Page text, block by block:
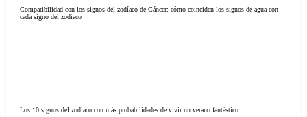
Compatibilidad con los signos del zodíaco de Cáncer: cómo coinciden los signos de agua con
cada signo del zodíaco
Los 10 signos del zodíaco con más probabilidades de vivir un verano fantástico